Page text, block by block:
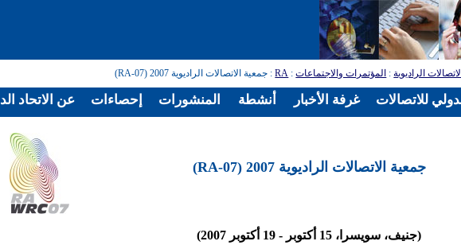
الراديوية: المؤتمرات والاجتماعات:
RA: جمعية الاتصالات الراديوية 2007 (RA-07)
جمعية الاتصالات الراديوية 2007 (RA-07)
(جنيف، سويسرا، 15 أكتوبر - 19 أكتوبر 2007)
عن الاتحاد إحصاءات المنشورات أنشطة غرفة الأخبار للاتصالات